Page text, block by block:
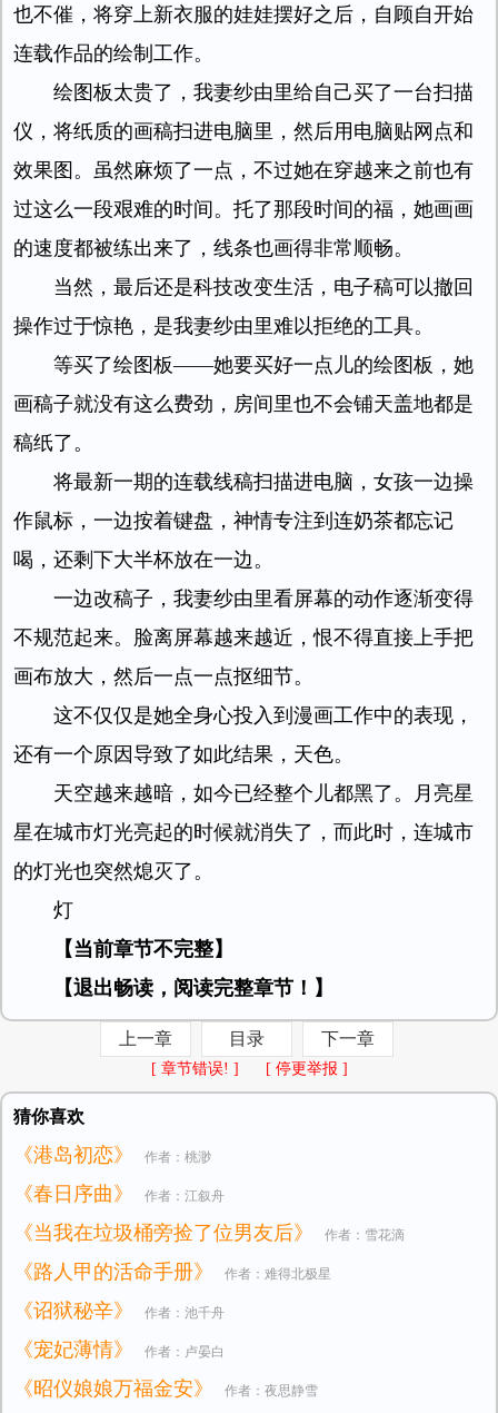
也不催，将穿上新衣服的娃娃摆好之后，自顾自开始
连载作品的绘制工作。
绘图板太贵了，我妻纱由里给自己买了一台扫描
仪，将纸质的画稿扫进电脑里，然后用电脑贴网点和
效果图。虽然麻烦了一点，不过她在穿越来之前也有
过这么一段艰难的时间。托了那段时间的福，她画画
的速度都被练出来了，线条也画得非常顺畅。
当然，最后还是科技改变生活，电子稿可以撤回
操作过于惊艳，是我妻纱由里难以拒绝的工具。
等买了绘图板——她要买好一点儿的绘图板，她
画稿子就没有这么费劲，房间里也不会铺天盖地都是
稿纸了。
将最新一期的连载线稿扫描进电脑，女孩一边操
作鼠标，一边按着键盘，神情专注到连奶茶都忘记
喝，还剩下大半杯放在一边。
一边改稿子，我妻纱由里看屏幕的动作逐渐变得
不规范起来。脸离屏幕越来越近，恨不得直接上手把
画布放大，然后一点一点抠细节。
这不仅仅是她全身心投入到漫画工作中的表现，
还有一个原因导致了如此结果，天色。
天空越来越暗，如今已经整个儿都黑了。月亮星
星在城市灯光亮起的时候就消失了，而此时，连城市
的灯光也突然熄灭了。
灯
【当前章节不完整】
【退出畅读，阅读完整章节！】
上一章 目录 下一章
[ 章节错误! ] [ 停更举报 ]
猜你喜欢
《港岛初恋》 作者：桃渺
《春日序曲》 作者：江叙舟
《当我在垃圾桶旁捡了位男友后》 作者：雪花滴
《路人甲的活命手册》 作者：难得北极星
《诏狱秘辛》 作者：池千舟
《宠妃薄情》 作者：卢晏白
《昭仪娘娘万福金安》 作者：夜思静雪